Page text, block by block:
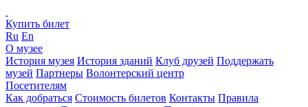
Купить билет
Ru En
О музее
История музея История зданий Клуб друзей Поддержать
музей Партнеры Волонтерский центр
Посетителям
Как добраться Стоимость билетов Контакты Правила